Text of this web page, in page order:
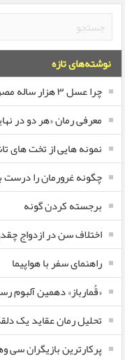
نوشته‌های تازه
چرا عسل ۳ هزار ساله‌ مصری هنوز قابل خوردن است؟
معرفی رمان «هر دو در
نمونه هایی از تخت های
چگونه غرورمان را درست
برجسته کردن گونه
اختلاف سن در ازدواج
راهنمای سفر با هواپیما
«قُمارباز» دهمین
تحلیل رمان عقاید یک
پرکارترین بازیگران